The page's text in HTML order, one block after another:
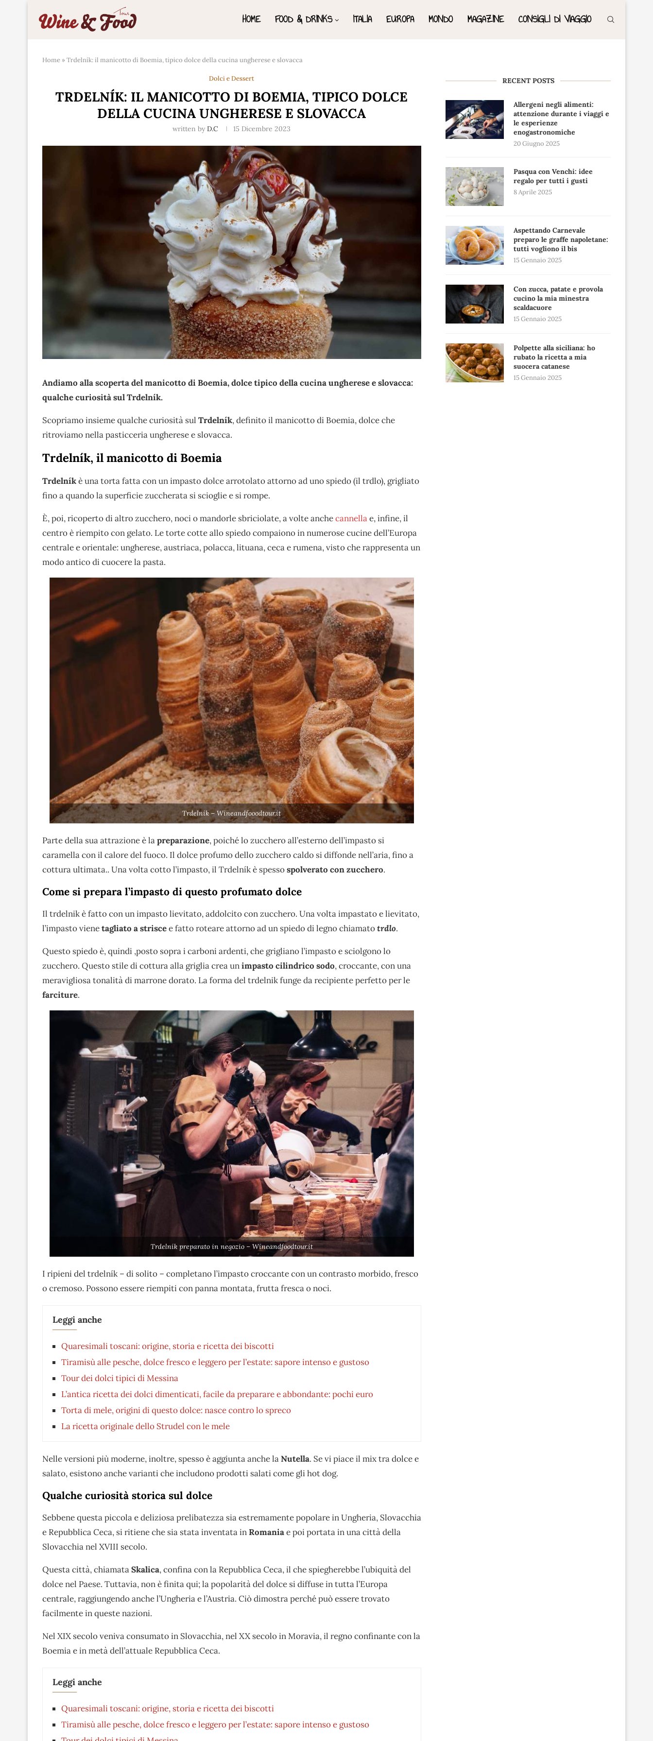
HOME FOOD & DRINKS ITALIA EUROPA MONDO MAGAZINE CONSIGLI DI VIAGGIO
Home »Trdelník: il manicotto di Boemia, tipico dolce della cucina ungherese e slovacca
Dolci e Dessert
TRDELNÍK: IL MANICOTTO DI BOEMIA, TIPICO DOLCE
DELLA CUCINA UNGHERESE E SLOVACCA
written byD.C 15 Dicembre 2023
Andiamo alla scoperta del manicotto di Boemia, dolce tipico della cucina ungherese e slovacca:
qualche curiosità sul Trdelník.
Scopriamo insieme qualche curiosità sul Trdelník, definito il manicotto di Boemia, dolce che
ritroviamo nella pasticceria ungherese e slovacca.
Trdelník, il manicotto di Boemia
Trdelníkè una torta fatta con un impasto dolce arrotolato attorno ad uno spiedo (il trdlo), grigliato
fino a quando la superficie zuccherata si scioglie e si rompe.
È, poi, ricoperto di altro zucchero, noci o mandorle sbriciolate, a volte anchecannellae, infine, il
centro è riempito con gelato. Le torte cotte allo spiedo compaiono in numerose cucine dell’Europa
centrale e orientale: ungherese, austriaca, polacca, lituana, ceca e rumena, visto che rappresenta un
modo antico di cuocere la pasta.
Trdelník – Wineandfooodtour.it
Parte della sua attrazione è lapreparazione, poiché lo zucchero all’esterno dell’impasto si
caramella con il calore del fuoco. Il dolce profumo dello zucchero caldo si diffonde nell’aria, fino a
cottura ultimata.. Una volta cotto l’impasto, il Trdelník è spessospolverato con zucchero.
Come si prepara l’impasto di questo profumato dolce
Il trdelnik è fatto con un impasto lievitato, addolcito con zucchero. Una volta impastato e lievitato,
l’impasto vienetagliato a striscee fatto roteare attorno ad un spiedo di legno chiamatotrdlo.
Questo spiedo è, quindi ,posto sopra i carboni ardenti, che grigliano l’impasto e sciolgono lo
zucchero. Questo stile di cottura alla griglia crea unimpasto cilindrico sodo, croccante, con una
meravigliosa tonalità di marrone dorato. La forma del trdelnik funge da recipiente perfetto per le
farciture.
Trdelník preparato in negozio – Wineandfoodtour.it
I ripieni del trdelník – di solito – completano l’impasto croccante con un contrasto morbido, fresco
o cremoso. Possono essere riempiti con panna montata, frutta fresca o noci.
Leggi anche
Quaresimali toscani: origine, storia e ricetta dei biscotti
Tiramisù alle pesche, dolce fresco e leggero per l’estate: sapore intenso e gustoso
Tour dei dolci tipici di Messina
L’antica ricetta dei dolci dimenticati, facile da preparare e abbondante: pochi euro
Torta di mele, origini di questo dolce: nasce contro lo spreco
La ricetta originale dello Strudel con le mele
Nelle versioni più moderne, inoltre, spesso è aggiunta anche laNutella. Se vi piace il mix tra dolce e
salato, esistono anche varianti che includono prodotti salati come gli hot dog.
Qualche curiosità storica sul dolce
Sebbene questa piccola e deliziosa prelibatezza sia estremamente popolare in Ungheria, Slovacchia
e Repubblica Ceca, si ritiene che sia stata inventata inRomaniae poi portata in una città della
Slovacchia nel XVIII secolo.
Questa città, chiamataSkalica, confina con la Repubblica Ceca, il che spiegherebbe l’ubiquità del
dolce nel Paese. Tuttavia, non è finita qui; la popolarità del dolce si diffuse in tutta l’Europa
centrale, raggiungendo anche l’Ungheria e l’Austria. Ciò dimostra perché può essere trovato
facilmente in queste nazioni.
Nel XIX secolo veniva consumato in Slovacchia, nel XX secolo in Moravia, il regno confinante con la
Boemia e in metà dell’attuale Repubblica Ceca.
Leggi anche
Quaresimali toscani: origine, storia e ricetta dei biscotti
Tiramisù alle pesche, dolce fresco e leggero per l’estate: sapore intenso e gustoso
RECENT POSTS
Allergeni negli alimenti:
attenzione durante i viaggi e
le esperienze
enogastronomiche
20 Giugno 2025
Pasqua con Venchi: idee
regalo per tutti i gusti
8 Aprile 2025
Aspettando Carnevale
preparo le graffe napoletane:
tutti vogliono il bis
15 Gennaio 2025
Con zucca, patate e provola
cucino la mia minestra
scaldacuore
15 Gennaio 2025
Polpette alla siciliana: ho
rubato la ricetta a mia
suocera catanese
15 Gennaio 2025